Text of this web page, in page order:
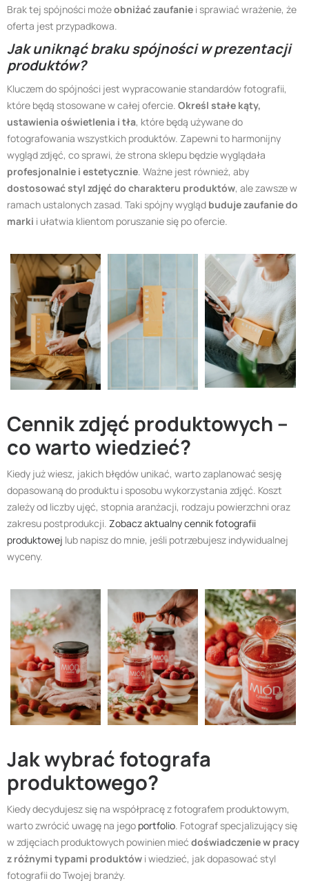
Brak tej spójności możeobniżać zaufanie i sprawiać wrażenie, że
oferta jest przypadkowa.
Jak uniknąć braku spójności w prezentacji
produktów?
Kluczem do spójności jest wypracowanie standardów fotografii,
które będą stosowane w całej ofercie. Określ stałe kąty,
ustawienia oświetlenia i tła, które będą używane do
fotografowania wszystkich produktów. Zapewni to harmonijny
wygląd zdjęć, co sprawi, że strona sklepu będzie wyglądała
profesjonalnie i estetycznie. Ważne jest również, aby
dostosować styl zdjęć do charakteru produktów, ale zawsze w
ramach ustalonych zasad. Taki spójny wygląd buduje zaufanie do
marki i ułatwia klientom poruszanie się po ofercie.
Cennik zdjęć produktowych –
co warto wiedzieć?
Kiedy już wiesz, jakich błędów unikać, warto zaplanować sesję
dopasowaną do produktu i sposobu wykorzystania zdjęć. Koszt
zależy od liczby ujęć, stopnia aranżacji, rodzaju powierzchni oraz
zakresu postprodukcji. Zobacz aktualny cennik fotografii
produktowej lub napisz do mnie, jeśli potrzebujesz indywidualnej
wyceny.
Jak wybrać fotografa
produktowego?
Kiedy decydujesz się na współpracę z fotografem produktowym,
warto zwrócić uwagę na jego portfolio. Fotograf specjalizujący się
w zdjęciach produktowych powinien mieć doświadczenie w pracy
z różnymi typami produktów i wiedzieć, jak dopasować styl
fotografii do Twojej branży.